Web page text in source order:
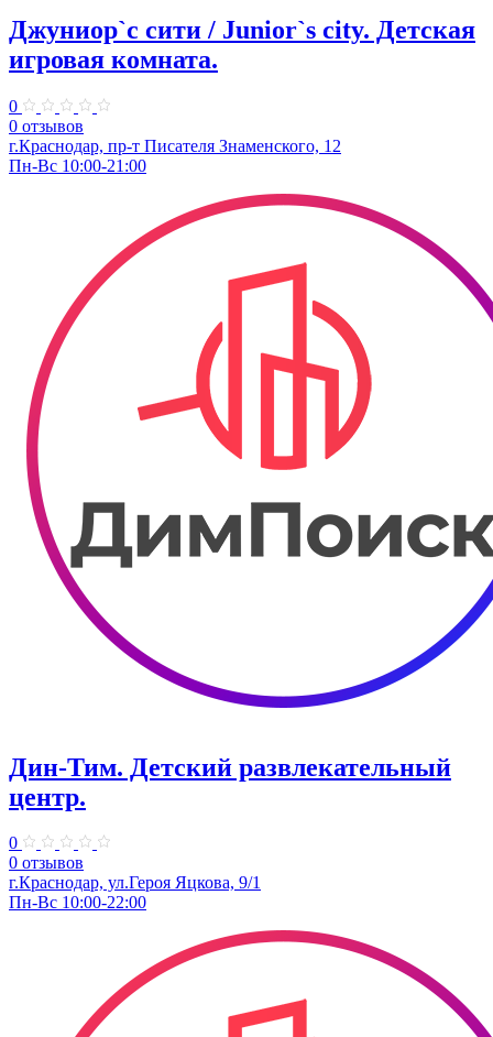
Джуниор`с сити / Junior`s city. ​Детская
игровая комната.
0
0 отзывов
​г.Краснодар, пр-т Писателя Знаменского, 12
Пн-Вс 10:00-21:00
Дин-Тим. Детский развлекательный
центр.
0
0 отзывов
г.Краснодар, ул.Героя Яцкова, 9/1
Пн-Вс 10:00-22:00